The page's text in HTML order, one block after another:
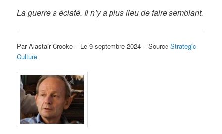
La guerre a éclaté. Il n’y a plus lieu de faire semblant.
Par Alastair Crooke – Le 9 septembre 2024 – SourceStrategic
Culture